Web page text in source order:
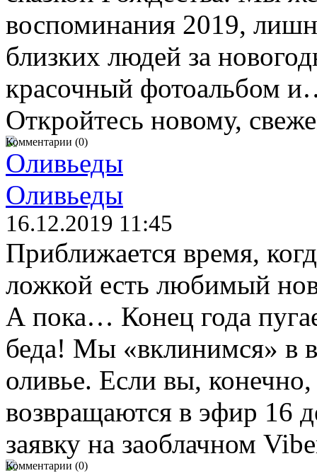
воспоминания 2019,
близких людей за
красочный фотоальбом
Откройтесь новому,
Комментарии (0)
Оливьеды
16.12.2019 11:45
Приближается время,
ложкой есть любимый
А пока… Конец года
беда! Мы «вклинимся» в
оливье. Если вы,
возвращаются в эфир 16
заявку на заоблачном
Комментарии (0)